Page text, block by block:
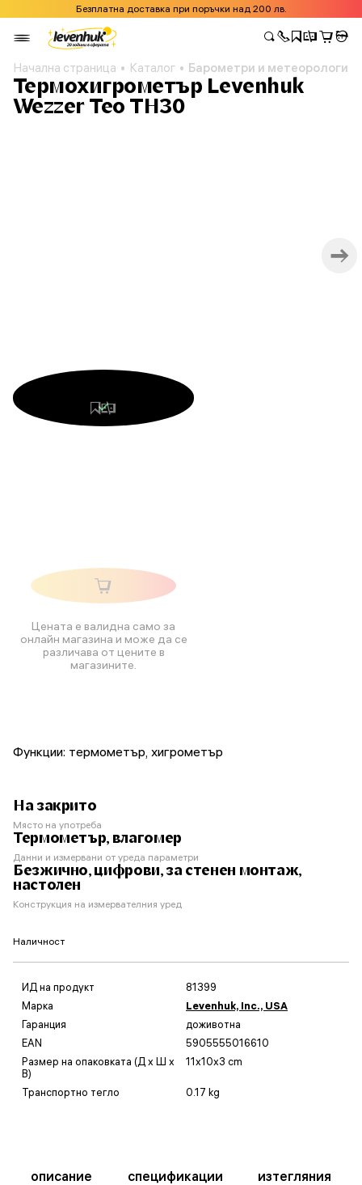
Безплатна доставка при поръчки над 200 лв.
Начална страница Каталог Барометри и
Термохигрометър Levenhuk
Wezzer Teo TH30
Цената е валидна само за
онлайн магазина и може да се
различава от цените в
магазините.
Функции: термометър, хигрометър
На закрито
Място на употреба
Термометър, влагомер
Данни и измервани от уреда параметри
Безжично, цифрови, за стенен монтаж,
настолен
Конструкция на измервателния уред
Наличност
ИД на продукт
81399
Марка
Levenhuk, Inc., USA
Гаранция
доживотна
EAN
5905555016610
Размер на опаковката (Д x Ш x
В)
11x10x3 cm
Транспортно тегло 0.17 kg
описание спецификации изтегляния